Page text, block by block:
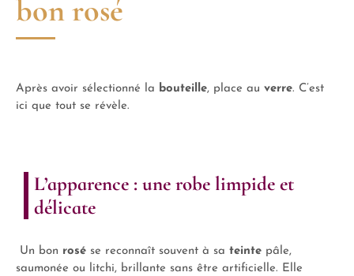
bon rosé
Après avoir sélectionné la bouteille, place au verre. C’est
ici que tout se révèle.
L’apparence : une robe limpide et
délicate
Un bon rosé se reconnaît souvent à sa teinte pâle,
saumonée ou litchi, brillante sans être artificielle. Elle